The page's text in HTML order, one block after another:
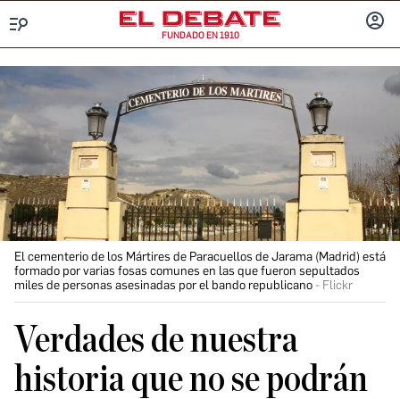
FUNDADO EN 1910
El cementerio de los Mártires de Paracuellos de Jarama (Madrid) está
formado por varias fosas comunes en las que fueron sepultados
miles de personas asesinadas por el bando republicano
Flickr
Verdades de nuestra
historia que no se podrán